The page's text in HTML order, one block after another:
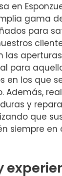
en
gama
para
las
para
en los que
Además,
y
que
siempre en